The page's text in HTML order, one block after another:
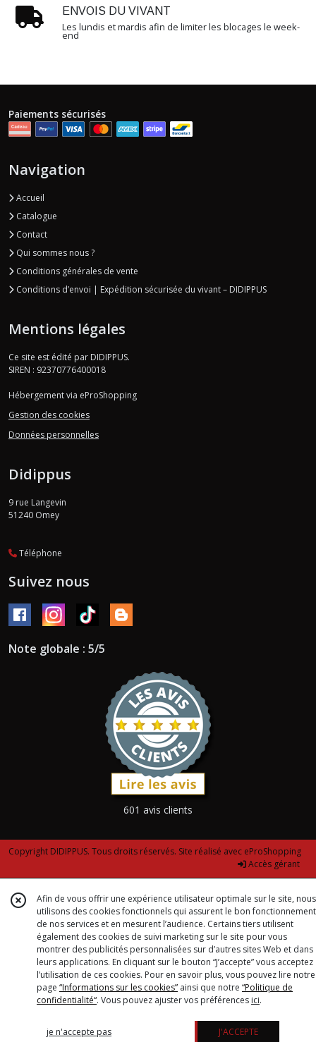
ENVOIS DU VIVANT
Les lundis et mardis afin de limiter les blocages le week-
end
Paiements sécurisés
Navigation
Accueil
Catalogue
Contact
Qui sommes nous ?
Conditions générales de vente
Conditions d’envoi | Expédition sécurisée du vivant – DIDIPPUS
Mentions légales
Ce site est édité par DIDIPPUS.
SIREN : 92370776400018
Hébergement via eProShopping
Gestion des cookies
Données personnelles
Didippus
9 rue Langevin
51240 Omey
Téléphone
Suivez nous
Note globale : 5/5
601 avis clients
Copyright DIDIPPUS. Tous droits réservés. Site réalisé avec eProShopping
Accès gérant
Afin de vous offrir une expérience utilisateur optimale sur le site, nous
utilisons des cookies fonctionnels qui assurent le bon fonctionnement
de nos services et en mesurent l’audience. Certains tiers utilisent
également des cookies de suivi marketing sur le site pour vous
montrer des publicités personnalisées sur d’autres sites Web et dans
leurs applications. En cliquant sur le bouton “J’accepte” vous acceptez
l’utilisation de ces cookies. Pour en savoir plus, vous pouvez lire notre
page “Informations sur les cookies” ainsi que notre “Politique de
confidentialité“. Vous pouvez ajuster vos préférences ici.
je n'accepte pas J'ACCEPTE